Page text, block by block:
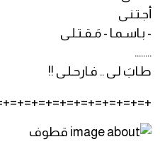
أجـتـنـى
- بـاسـمـا - مَـقـتـلـى
........
طـابَ لـى .. فـارحـلـى !!